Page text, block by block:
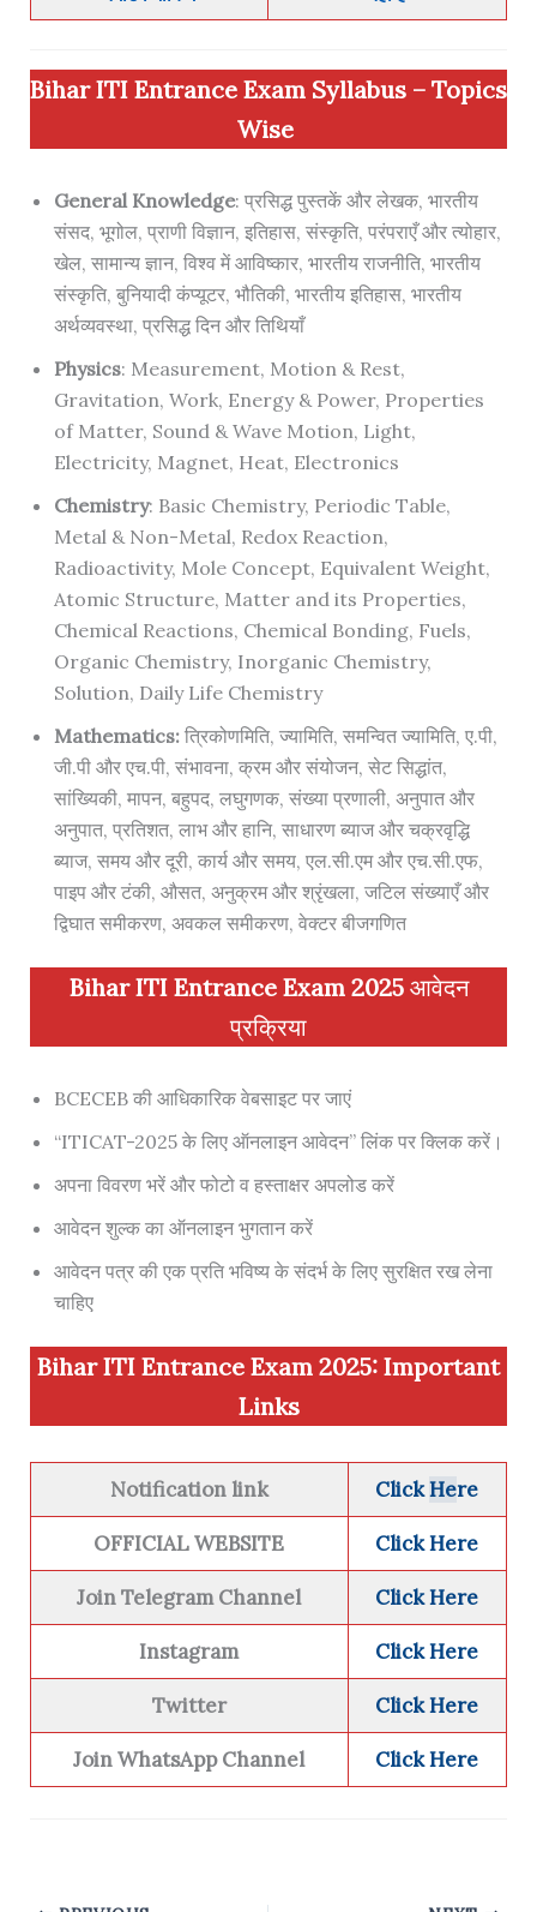
Bihar ITI Entrance Exam Syllabus – Topics
Wise
General Knowledge: प्रसिद्ध पुस्तकें और लेखक, भारतीय
संसद, भूगोल, प्राणी विज्ञान, इतिहास, संस्कृति, परंपराएँ और त्योहार,
खेल, सामान्य ज्ञान, विश्व में आविष्कार, भारतीय राजनीति, भारतीय
संस्कृति, बुनियादी कंप्यूटर, भौतिकी, भारतीय इतिहास, भारतीय
अर्थव्यवस्था, प्रसिद्ध दिन और तिथियाँ
Physics: Measurement, Motion & Rest,
Gravitation, Work, Energy & Power, Properties
of Matter, Sound & Wave Motion, Light,
Electricity, Magnet, Heat, Electronics
Chemistry: Basic Chemistry, Periodic Table,
Metal & Non-Metal, Redox Reaction,
Radioactivity, Mole Concept, Equivalent Weight,
Atomic Structure, Matter and its Properties,
Chemical Reactions, Chemical Bonding, Fuels,
Organic Chemistry, Inorganic Chemistry,
Solution, Daily Life Chemistry
Mathematics:त्रिकोणमिति, ज्यामिति, समन्वित ज्यामिति, ए.पी,
जी.पी और एच.पी, संभावना, क्रम और संयोजन, सेट सिद्धांत,
सांख्यिकी, मापन, बहुपद, लघुगणक, संख्या प्रणाली, अनुपात और
अनुपात, प्रतिशत, लाभ और हानि, साधारण ब्याज और चक्रवृद्धि
ब्याज, समय और दूरी, कार्य और समय, एल.सी.एम और एच.सी.एफ,
पाइप और टंकी, औसत, अनुक्रम और श्रृंखला, जटिल संख्याएँ और
द्विघात समीकरण, अवकल समीकरण, वेक्टर बीजगणित
Bihar ITI Entrance Exam 2025आवेदन
प्रक्रिया
BCECEB की आधिकारिक वेबसाइट पर जाएं
“ITICAT-2025 के लिए ऑनलाइन आवेदन” लिंक पर क्लिक करें।
अपना विवरण भरें और फोटो व हस्ताक्षर अपलोड करें
आवेदन शुल्क का ऑनलाइन भुगतान करें
आवेदन पत्र की एक प्रति भविष्य के संदर्भ के लिए सुरक्षित रख लेना
चाहिए
Bihar ITI Entrance Exam 2025: Important
Links
Notificationlink ClickHere
OFFICIAL WEBSITE Click Here
Join Telegram Channel Click Here
Instagram Click Here
Twitter Click Here
Join WhatsApp Channel Click Here